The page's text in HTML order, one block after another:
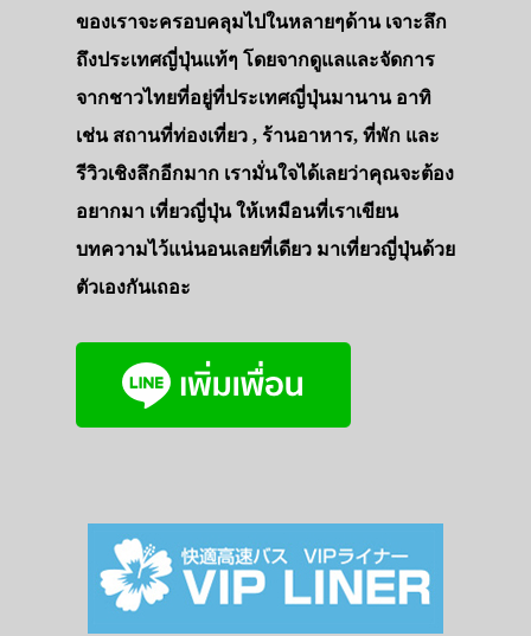
ของเราจะครอบคลุมไปในหลายๆด้าน เจาะลึก
ถึงประเทศญี่ปุ่นแท้ๆ โดยจากดูแลและจัดการ
จากชาวไทยที่อยู่ที่ประเทศญี่ปุ่นมานาน อาทิ
เช่น สถานที่ท่องเที่ยว , ร้านอาหาร, ที่พัก และ
รีวิวเชิงลึกอีกมาก เรามั่นใจได้เลยว่าคุณจะต้อง
อยากมา เที่ยวญี่ปุ่น ให้เหมือนที่เราเขียน
บทความไว้แน่นอนเลยที่เดียว มาเที่ยวญี่ปุ่นด้วย
ตัวเองกันเถอะ